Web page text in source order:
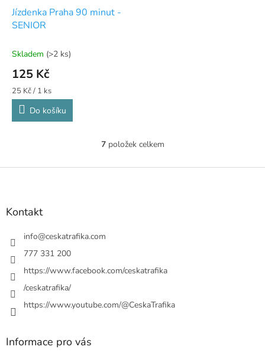
Jízdenka Praha 90 minut -
SENIOR
Skladem (>2 ks)
125 Kč
Měrná
cena:
25 Kč / 1 ks
Do košíku
O
l
k
ý
7položek celkem
Z
Kontakt
info@ceskatrafika.com
777 331 200
https://www.facebook.com/ceskatrafika
/ceskatrafika/
https://www.youtube.com/@CeskaTrafika
Informace pro vás